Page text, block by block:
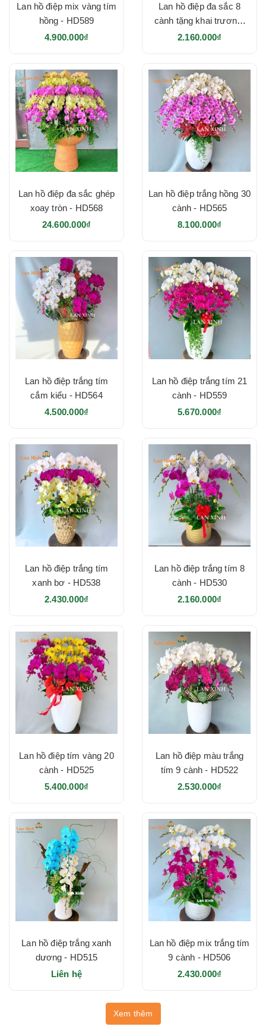
Lan hồ điệp mix vàng tím
hồng - HD589
4.900.000₫
Lan hồ điệp đa sắc 8
cành tặng khai trương-
HD573
2.160.000₫
Lan hồ điệp đa sắc ghép
xoay tròn - HD568
24.600.000₫
Lan hồ điệp trắng hồng 30
cành - HD565
8.100.000₫
Lan hồ điệp trắng tím
cắm kiểu - HD564
4.500.000₫
Lan hồ điệp trắng tím 21
cành - HD559
5.670.000₫
Lan hồ điệp trắng tím
xanh bơ - HD538
2.430.000₫
Lan hồ điệp trắng tím 8
cành - HD530
2.160.000₫
Lan hồ điệp tím vàng 20
cành - HD525
5.400.000₫
Lan hồ điệp màu trắng
tím 9 cành - HD522
2.530.000₫
Lan hồ điệp trắng xanh
dương - HD515
Liên hệ
Lan hồ điệp mix trắng tím
9 cành - HD506
2.430.000₫
Xem thêm